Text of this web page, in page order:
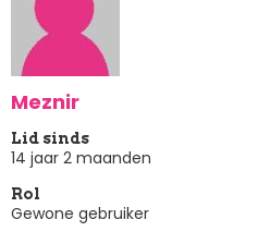
Meznir
Lid sinds
14 jaar 2 maanden
Rol
Gewone gebruiker